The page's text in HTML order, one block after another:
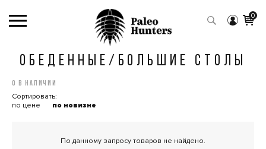
0
ОБЕДЕННЫЕ/БОЛЬШИЕ СТОЛЫ
0 в наличии
Сортировать:
по цене
по новизне
По данному запросу товаров не найдено.